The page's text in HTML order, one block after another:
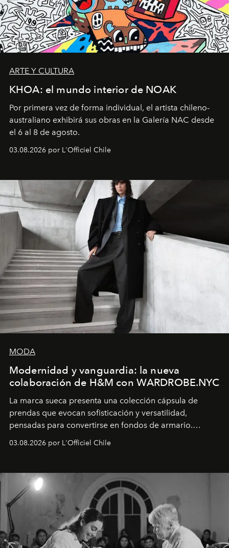
ARTE Y CULTURA
KHOA: el mundo interior de NOAK
Por primera vez de forma individual, el artista chileno-
australiano exhibirá sus obras en la Galería NAC desde
el 6 al 8 de agosto.
03.08.2026 por L'Officiel Chile
MODA
Modernidad y vanguardia: la nueva
colaboración de H&M con WARDROBE.NYC
La marca sueca presenta una colección cápsula de
prendas que evocan sofisticación y versatilidad,
pensadas para convertirse en fondos de armario.
Disponible en Chile desde el 6 de agosto.
03.08.2026 por L'Officiel Chile